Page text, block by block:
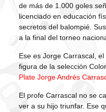
de más de 1.000 goles
licenciado en educación
secretos del balompié.
a la final del torneo
Ese es Jorge Carrascal,
figura de la selección
Plate Jorge Andrés
El profe Carrascal no se
ver a su hijo triunfar. Ese